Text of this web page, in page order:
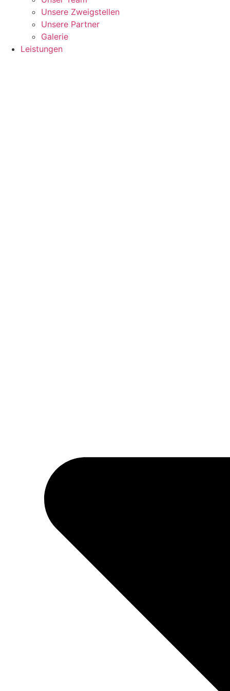
Unsere Zweigstellen
Unsere Partner
Galerie
Leistungen